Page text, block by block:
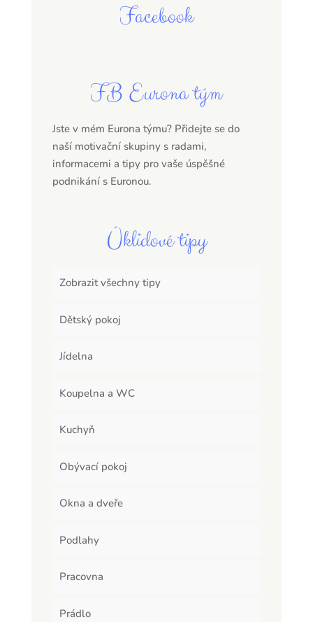
Facebook
FB Eurona tým
Jste v mém Eurona týmu? Přidejte se do
naší motivační skupiny s radami,
informacemi a tipy pro vaše úspěšné
podnikání s Euronou.
Úklidové tipy
Zobrazit všechny tipy
Dětský pokoj
Jídelna
Koupelna a WC
Kuchyň
Obývací pokoj
Okna a dveře
Podlahy
Pracovna
Prádlo